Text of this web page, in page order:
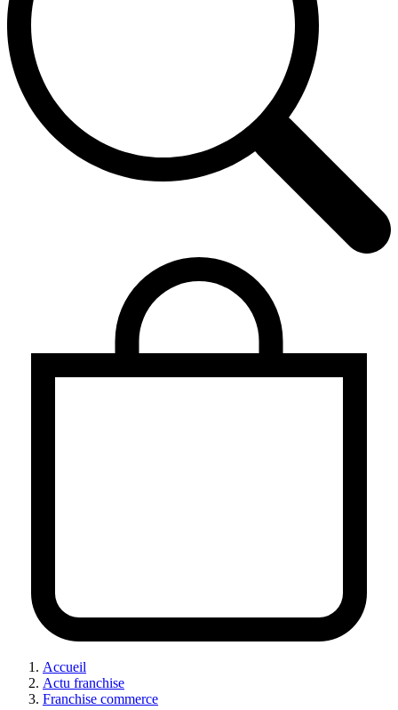
Accueil
Actu franchise
Franchise commerce